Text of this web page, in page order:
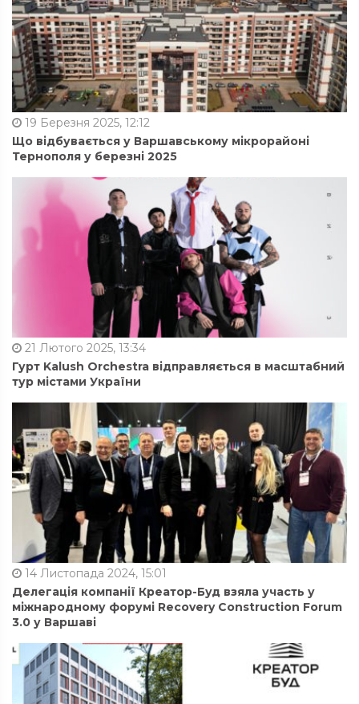
19 Березня 2025, 12:12
Що відбувається у Варшавському мікрорайоні
Тернополя у березні 2025
21 Лютого 2025, 13:34
Гурт Kalush Orchestra відправляється в масштабний
тур містами України
14 Листопада 2024, 15:01
Делегація компанії Креатор-Буд взяла участь у
міжнародному форумі Recovery Construction Forum
3.0 у Варшаві